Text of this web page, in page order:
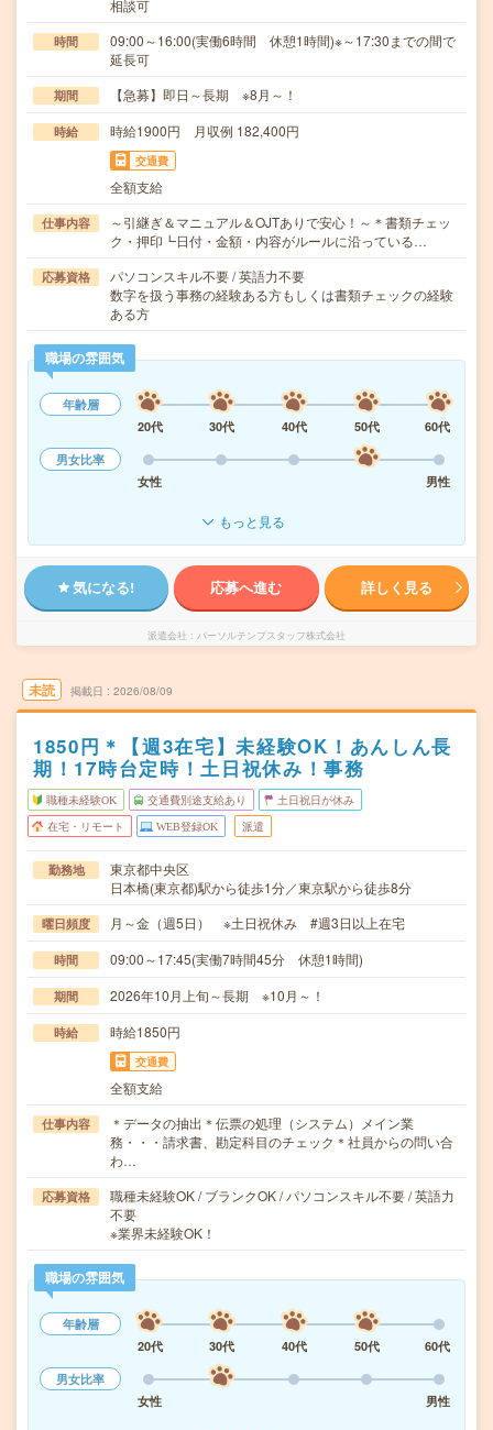
相談可
時間
09:00～16:00(実働6時間 休憩1時間)※～17:30までの間で
延長可
期間 【急募】即日～長期 ※8月～！
時給 時給1900円 月収例 182,400円
交通費
全額支給
仕事内容
～引継ぎ＆マニュアル＆OJTありで安心！～＊書類チェッ
ク・押印┗日付・金額・内容がルールに沿っている…
応募資格
パソコンスキル不要 / 英語力不要
数字を扱う事務の経験ある方もしくは書類チェックの経験
ある方
職場の雰囲気
年齢層
20代
30代 40代 50代
60代
男女比率
女性
男性
もっと見る
気になる! 応募へ進む 詳しく見る
派遣会社 パーソルテンプスタッフ株式会社
未読 掲載日 2026/08/09
1850円＊【週3在宅】未経験OK！あんしん長
期！17時台定時！土日祝休み！事務
職種未経験OK 交通費別途支給あり 土日祝日が休み
在宅・リモート WEB登録OK 派遣
勤務地
東京都中央区
日本橋(東京都)駅から徒歩1分／東京駅から徒歩8分
曜日頻度 月～金（週5日） ※土日祝休み #週3日以上在宅
時間 09:00～17:45(実働7時間45分 休憩1時間)
期間 2026年10月上旬～長期 ※10月～！
時給 時給1850円
交通費
全額支給
仕事内容
＊データの抽出＊伝票の処理（システム）メイン業
務・・・請求書、勘定科目のチェック＊社員からの問い合
わ…
応募資格
職種未経験OK / ブランクOK / パソコンスキル不要 / 英語力
不要
※業界未経験OK！
職場の雰囲気
年齢層
20代
30代 40代 50代
60代
男女比率
女性
男性